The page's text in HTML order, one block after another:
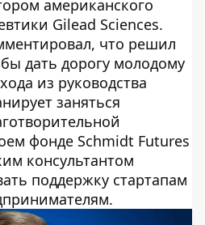
американского
Gilead Sciences.
что решил
дать дорогу молодому
из руководства
заняться
фонде Schmidt Futures
консультантом
поддержку стартапам